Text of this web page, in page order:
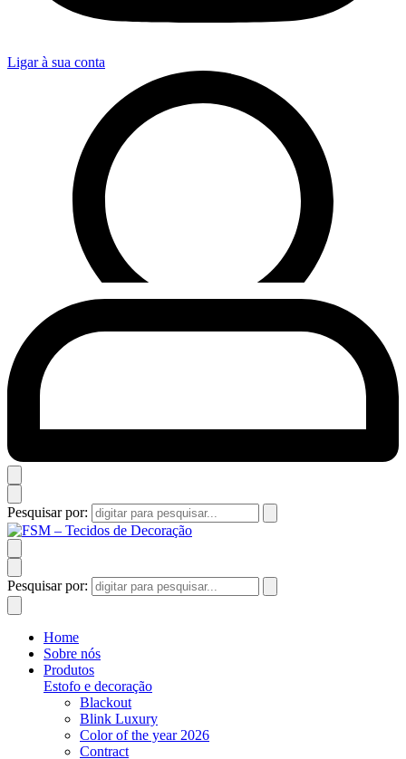
Ligar à sua conta
Pesquisar por:
Pesquisar por:
Home
Sobre nós
Produtos
Estofo e decoração
Blackout
Blink Luxury
Color of the year 2026
Contract